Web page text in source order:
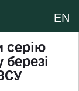
EN
серію